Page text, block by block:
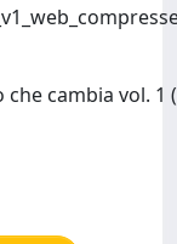
cambia vol. 1